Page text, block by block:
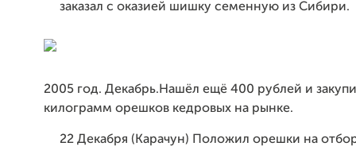
заказал с оказией шишку семенную из Сибири.
2005 год. Декабрь.Нашёл ещё 400 рублей и
килограмм орешков кедровых на рынке.
22 Декабря (Карачун) Положил орешки на